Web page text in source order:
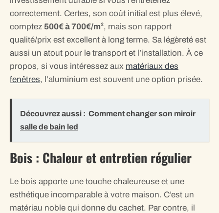
correctement. Certes, son coût initial est plus élevé,
comptez 500€ à 700€/m², mais son rapport
qualité/prix est excellent à long terme. Sa légèreté est
aussi un atout pour le transport et l’installation. À ce
propos, si vous intéressez aux matériaux des
fenêtres, l’aluminium est souvent une option prisée.
Découvrez aussi : Comment changer son miroir
salle de bain led
Bois : Chaleur et entretien régulier
Le bois apporte une touche chaleureuse et une
esthétique incomparable à votre maison. C’est un
matériau noble qui donne du cachet. Par contre, il